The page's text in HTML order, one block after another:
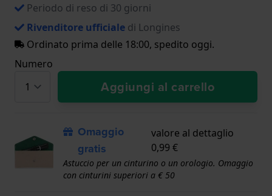
Periodo di reso di 30 giorni
Rivenditore ufficiale di Longines
Ordinato prima delle 18:00, spedito oggi.
Numero
Aggiungi al carrello
Omaggio
gratis
valore al dettaglio
0,99 €
Astuccio per un cinturino o un orologio. Omaggio
con cinturini superiori a € 50